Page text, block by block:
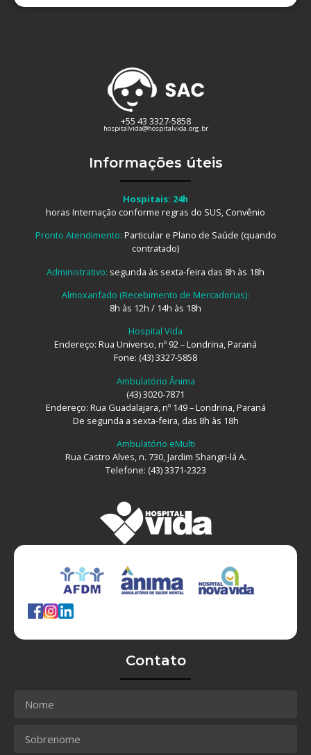
+55 43 3327-5858
hospitalvida@hospitalvida.org.br
Informações úteis
Hospitais: 24h
horas Internação conforme regras do SUS, Convênio
Pronto Atendimento: Particular e Plano de Saúde (quando
contratado)
Administrativo: segunda às sexta-feira das 8h às 18h
Almoxarifado (Recebimento de Mercadorias):
8h às 12h / 14h às 18h
Hospital Vida
Endereço: Rua Universo, nº 92 – Londrina, Paraná
Fone: (43) 3327-5858
Ambulatório Ânima
(43) 3020-7871
Endereço: Rua Guadalajara, nº 149 – Londrina, Paraná
De segunda a sexta-feira, das 8h às 18h
Ambulatório eMulti
Rua Castro Alves, n. 730, Jardim Shangri-lá A.
Telefone: (43) 3371-2323
Contato